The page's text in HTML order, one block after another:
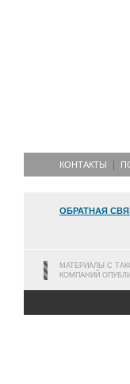
КОНТАКТЫ
ОБРАТНАЯ
МАТЕРИАЛЫ С
КОМПАНИЙ